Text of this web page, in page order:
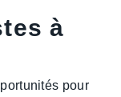
à
pour